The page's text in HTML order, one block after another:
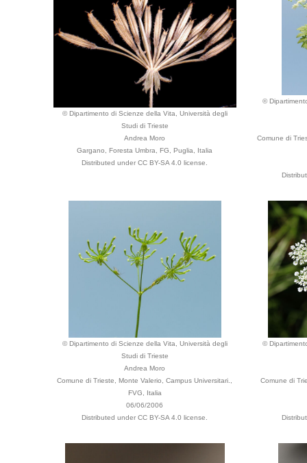
© Dipartimento di Scienze della Vita, Università degli
Studi di Trieste
Andrea Moro
Gargano, Foresta Umbra, FG, Puglia, Italia
Distributed under CC BY-SA 4.0 license.
©
Comune di
© Dipartimento di Scienze della Vita, Università degli
Studi di Trieste
Andrea Moro
Comune di Trieste, Monte Valerio, Campus Universitari.,
FVG, Italia
06/06/2006
Distributed under CC BY-SA 4.0 license.
©
Comune di